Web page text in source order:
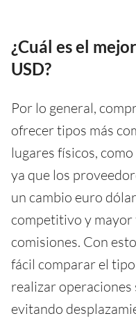
¿Cuál es el
USD?
Por lo general,
ofrecer tipos más
lugares físicos,
ya que los
un cambio euro
competitivo y
comisiones. Con
fácil comparar el
realizar operaciones
evitando